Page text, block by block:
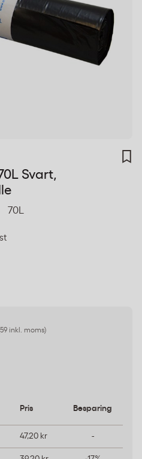
Svart,
70L
inkl. moms)
Pris Besparing
47,20 kr -